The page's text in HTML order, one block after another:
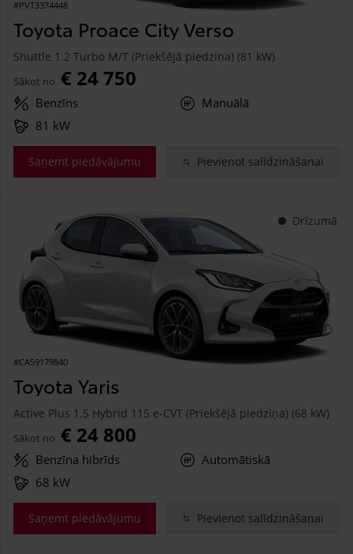
#PVT3374448
Toyota Proace City Verso
Shuttle 1.2 Turbo M/T (Priekšējā piedziņa) (81 kW)
Sākot no € 24 750
Benzīns
Manuālā
81 kW
Saņemt piedāvājumu Pievienot salīdzināšanai
Drīzumā
#CA59179840
Toyota Yaris
Active Plus 1.5 Hybrid 115 e-CVT (Priekšējā piedziņa) (68 kW)
Sākot no € 24 800
Benzīna hibrīds
Automātiskā
68 kW
Saņemt piedāvājumu Pievienot salīdzināšanai